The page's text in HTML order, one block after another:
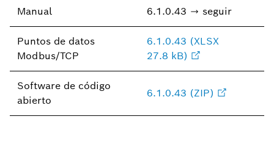
Manual 6.1.0.43 → seguir
Puntos de datos
Modbus/TCP
6.1.0.43 (XLSX
27.8 kB)
Software de código
abierto
6.1.0.43 (ZIP)